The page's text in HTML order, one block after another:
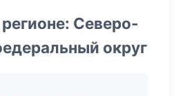
Северо-
округ